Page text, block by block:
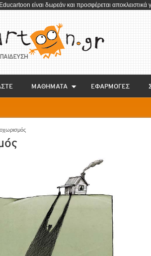
είναι δωρεάν και προσφέρεται
ΜΑΘΗΜΑΤΑ EΦΑΡΜΟΓΕΣ